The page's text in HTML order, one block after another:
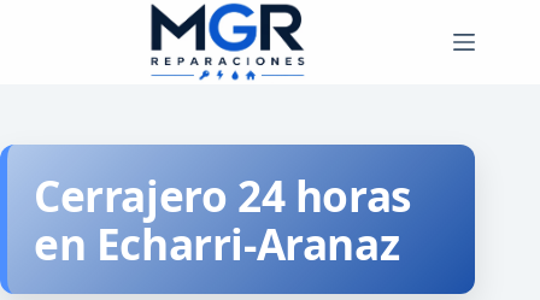
Cerrajero 24 horas
en Echarri-Aranaz